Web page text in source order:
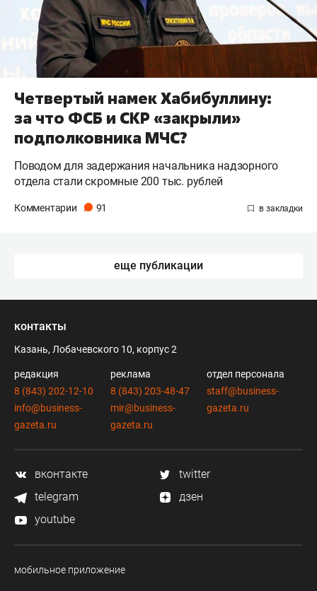
Четвертый намек Хабибуллину:
за что ФСБ и СКР «закрыли»
подполковника МЧС?
Поводом для задержания начальника надзорного
отдела стали скромные 200 тыс. рублей
Комментарии 91
еще публикации
контакты
Казань, Лобачевского 10, корпус 2
редакция
8 (843) 202-12-10
info@business-
gazeta.ru
реклама
8 (843) 203-48-47
mir@business-
gazeta.ru
отдел персонала
staff@business-
gazeta.ru
вконтакте
twitter
telegram
дзен
youtube
мобильное приложение